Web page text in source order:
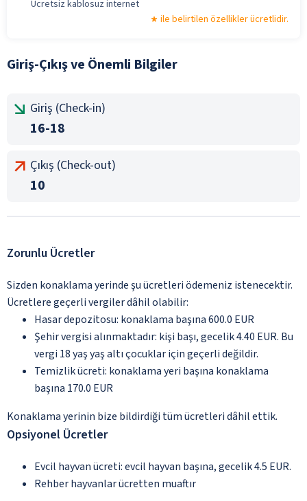
Ücretsiz kablosuz internet
ile belirtilen özellikler ücretlidir.
Giriş-Çıkış ve Önemli Bilgiler
Giriş (Check-in)
16-18
Çıkış (Check-out)
10
Zorunlu Ücretler
Sizden konaklama yerinde şu ücretleri ödemeniz istenecektir.
Ücretlere geçerli vergiler dâhil olabilir:
Hasar depozitosu: konaklama başına 600.0 EUR
Şehir vergisi alınmaktadır: kişi başı, gecelik 4.40 EUR. Bu
vergi 18 yaş yaş altı çocuklar için geçerli değildir.
Temizlik ücreti: konaklama yeri başına konaklama
başına 170.0 EUR
Konaklama yerinin bize bildirdiği tüm ücretleri dâhil ettik.
Opsiyonel Ücretler
Evcil hayvan ücreti: evcil hayvan başına, gecelik 4.5 EUR.
Rehber hayvanlar ücretten muaftır